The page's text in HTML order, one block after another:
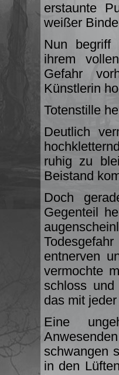
erstaunte
weißer
Nun begriff
ihrem
Gefahr
Künstlerin
Totenstille
Deutlich
ruhig zu
Beistand
Doch
Gegenteil
entnerven
vermochte
schloss
das mit
Eine
schwangen
in den